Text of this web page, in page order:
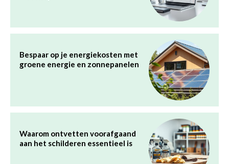
Bespaar op je energiekosten met
groene energie en zonnepanelen
Waarom ontvetten voorafgaand
aan het schilderen essentieel is